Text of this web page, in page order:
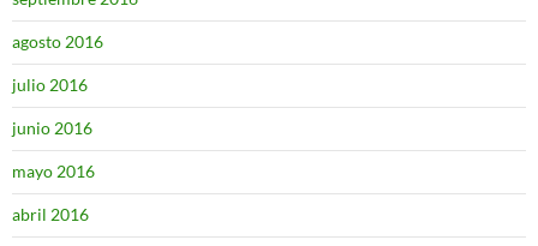
agosto 2016
julio 2016
junio 2016
mayo 2016
abril 2016